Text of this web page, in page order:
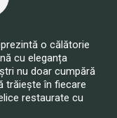
o călătorie
cu eleganța
nu doar cumpără
trăiește în fiecare
restaurate cu